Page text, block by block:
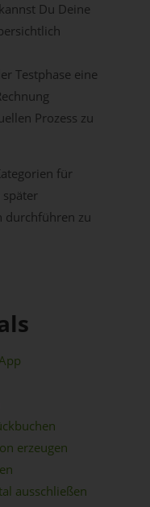
kannst Du Deine
Testphase eine
Prozess zu
für
später
durchführen zu
erzeugen
ausschließen